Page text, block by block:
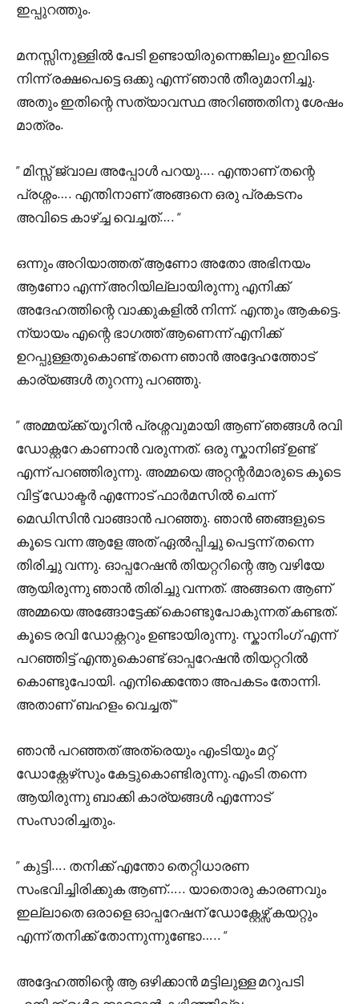
ഇപ്പുറത്തും.
മനസ്സിനുള്ളിൽ പേടി ഉണ്ടായിരുന്നെങ്കിലും ഇവിടെ
നിന്ന് രക്ഷപെട്ടെ ഒക്കു എന്ന് ഞാൻ തീരുമാനിച്ചു.
അതും ഇതിന്റെ സത്യാവസ്ഥ അറിഞ്ഞതിനു ശേഷം
മാത്രം.
” മിസ്സ്‌ ജ്വാല അപ്പോൾ പറയു…. എന്താണ് തന്റെ
പ്രശ്നം…. എന്തിനാണ് അങ്ങനെ ഒരു പ്രകടനം
അവിടെ കാഴ്ച്ച വെച്ചത്…. “
ഒന്നും അറിയാത്തത് ആണോ അതോ അഭിനയം
ആണോ എന്ന് അറിയില്ലായിരുന്നു എനിക്ക്
അദേഹത്തിന്റെ വാക്കുകളിൽ നിന്ന്. എന്തും ആകട്ടെ.
ന്യായം എന്റെ ഭാഗത്ത്‌ ആണെന്ന് എനിക്ക്
ഉറപ്പുള്ളതുകൊണ്ട് തന്നെ ഞാൻ അദ്ദേഹത്തോട്
കാര്യങ്ങൾ തുറന്നു പറഞ്ഞു.
” അമ്മയ്ക്ക് യൂറിൻ പ്രശ്നവുമായി ആണ് ഞങ്ങൾ രവി
ഡോക്റ്ററേ കാണാൻ വരുന്നത്. ഒരു സ്കാനിങ് ഉണ്ട്‌
എന്ന് പറഞ്ഞിരുന്നു. അമ്മയെ അറ്റന്റർമാരുടെ കൂടെ
വിട്ട് ഡോക്ടർ എന്നോട് ഫാർമസിൽ ചെന്ന്
മെഡിസിൻ വാങ്ങാൻ പറഞ്ഞു. ഞാൻ ഞങ്ങളുടെ
കൂടെ വന്ന ആളേ അത് ഏൽപ്പിച്ചു പെട്ടന്ന് തന്നെ
തിരിച്ചു വന്നു. ഓപ്പറേഷൻ തിയറ്ററിന്റെ ആ വഴിയേ
ആയിരുന്നു ഞാൻ തിരിച്ചു വന്നത്. അങ്ങനെ ആണ്
അമ്മയെ അങ്ങോട്ടേക്ക് കൊണ്ടുപോകുന്നത് കണ്ടത്.
കൂടെ രവി ഡോക്റ്ററും ഉണ്ടായിരുന്നു. സ്കാനിംഗ് എന്ന്
പറഞ്ഞിട്ട് എന്തുകൊണ്ട് ഓപ്പറേഷൻ തിയറ്ററിൽ
കൊണ്ടുപോയി. എനിക്കെന്തോ അപകടം തോന്നി.
അതാണ് ബഹളം വെച്ചത് “
ഞാൻ പറഞ്ഞത് അത്രെയും എംടിയും മറ്റ്
ഡോക്റ്റേഴ്‌സും കേട്ടുകൊണ്ടിരുന്നു.എംടി തന്നെ
ആയിരുന്നു ബാക്കി കാര്യങ്ങൾ എന്നോട്
സംസാരിച്ചതും.
” കുട്ടി…. തനിക്ക് എന്തോ തെറ്റിധാരണ
സംഭവിച്ചിരിക്കുക ആണ്….. യാതൊരു കാരണവും
ഇല്ലാതെ ഒരാളെ ഓപ്പറേഷന് ഡോക്റ്റേഴ്സ് കയറ്റും
എന്ന് തനിക്ക് തോന്നുന്നുണ്ടോ….. “
അദ്ദേഹത്തിന്റെ ആ ഒഴിക്കാൻ മട്ടിലുള്ള മറുപടി